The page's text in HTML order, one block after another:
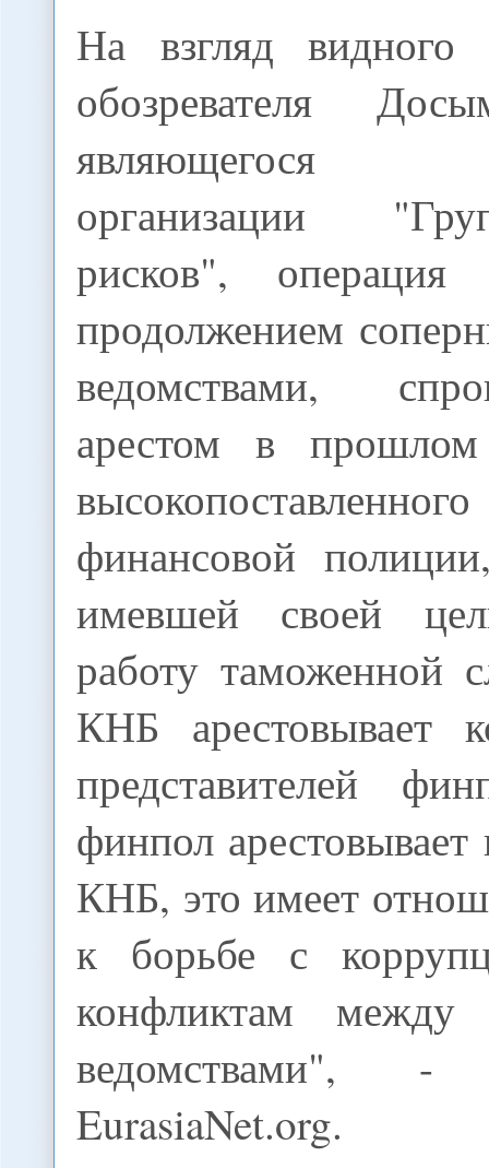
На взгляд видного
обозревателя
являющегося
организации
рисков", операция
продолжением
ведомствами,
арестом в
финансовой
имевшей своей
работу таможенной
КНБ арестовывает
представителей
финпол арестовывает
КНБ, это имеет
к борьбе с
конфликтам
ведомствами",
EurasiaNet.org.